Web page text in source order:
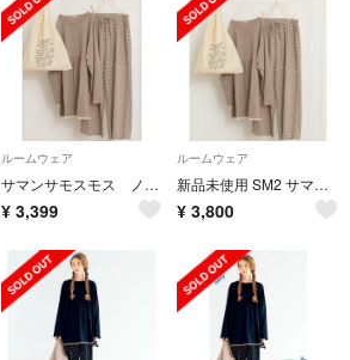
ルームウェア
サマンサモスモス ノベルティ ルームウェア ベージュ パジャマ バッグ 上下
¥ 3,399
ルームウェア
新品未使用 SM2 サマンサモスモス ノベルティー ルームウェア ベージュ
¥ 3,800